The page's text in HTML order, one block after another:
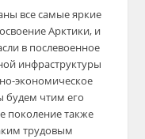
все самые яркие
Арктики, и
в послевоенное
инфраструктуры
экономическое
будем чтим его
поколение также
трудовым